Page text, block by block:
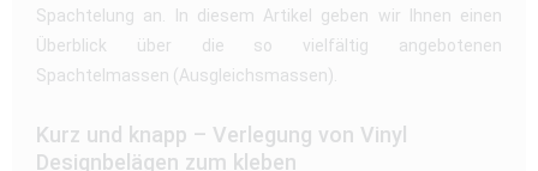
Spachtelung an. In diesem Artikel geben wir Ihnen einen
Überblick über die so vielfältig angebotenen
Spachtelmassen (Ausgleichsmassen).
Kurz und knapp – Verlegung von Vinyl
Designbelägen zum kleben